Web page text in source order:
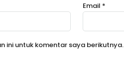
Email *
ini untuk komentar saya berikutnya.